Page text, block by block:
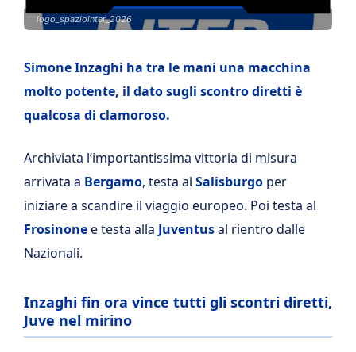
logo_spaziointer_2026
Simone Inzaghi ha tra le mani una macchina
molto potente, il dato sugli scontro diretti è
qualcosa di clamoroso.
Archiviata l’importantissima vittoria di misura
arrivata a Bergamo, testa al Salisburgo per
iniziare a scandire il viaggio europeo. Poi testa al
Frosinonee testa alla Juventusal rientro dalle
Nazionali.
Inzaghi fin ora vince tutti gli scontri diretti,
Juve nel mirino